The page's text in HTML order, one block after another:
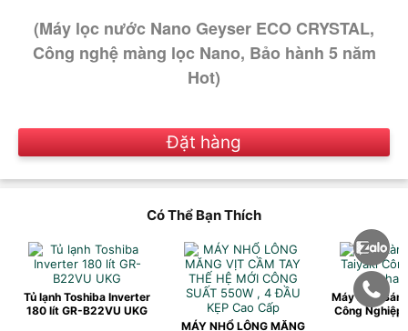
(Máy lọc nước Nano Geyser ECO CRYSTAL,
Công nghệ màng lọc Nano, Bảo hành 5 năm
Hot)
Đặt hàng
Có Thể Bạn Thích
Tủ lạnh Toshiba Inverter
180 lít GR-B22VU UKG
MÁY NHỔ LÔNG MĂNG
Máy Làm
Công Nghiệp